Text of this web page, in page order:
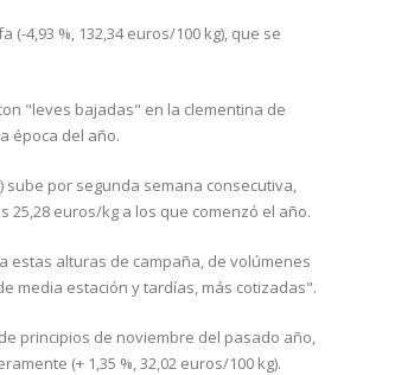
4,93 %, 132,34 euros/100 kg), que se
"leves bajadas" en la clementina de
época del año.
sube por segunda semana consecutiva,
25,28 euros/kg a los que comenzó el año.
estas alturas de campaña, de volúmenes
media estación y tardías, más cotizadas".
principios de noviembre del pasado año,
(+ 1,35 %, 32,02 euros/100 kg).